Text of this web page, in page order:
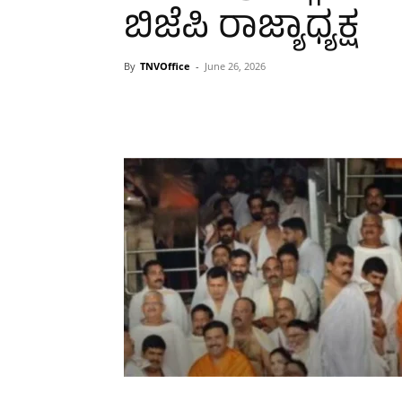
ಬಿಜೆಪಿ ರಾಜ್ಯಾಧ್ಯಕ್ಷ
By TNVOffice - June 26, 2026